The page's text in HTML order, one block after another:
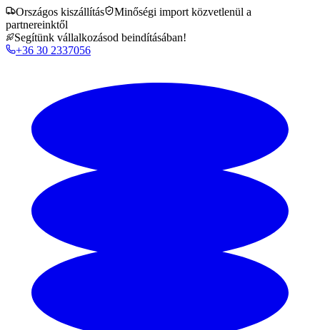
Országos kiszállítás
Minőségi import közvetlenül a
partnereinktől
Segítünk vállalkozásod beindításában!
+36 30 2337056